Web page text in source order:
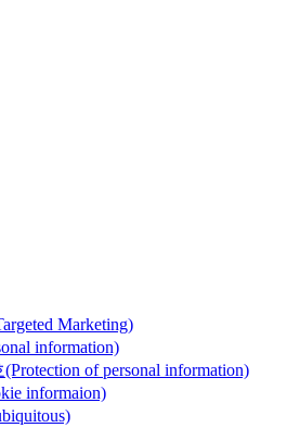
Marketing)
information)
of personal information)
informaion)